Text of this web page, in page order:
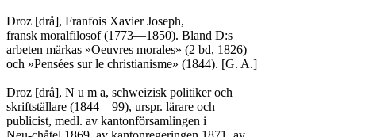
Droz [drå], Franfois Xavier Joseph,
fransk moralfilosof (1773—1850). Bland D:s
arbeten märkas »Oeuvres morales» (2 bd, 1826)
och »Pensées sur le christianisme» (1844). [G. A.]
Droz [drå], N u m a, schweizisk politiker och
skriftställare (1844—99), urspr. lärare och
publicist, medl. av kantonförsamlingen i